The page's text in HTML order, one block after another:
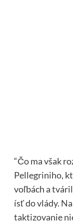
“Čo ma však
Pellegriniho,
voľbách a tváril
ísť do vlády.
taktizovanie